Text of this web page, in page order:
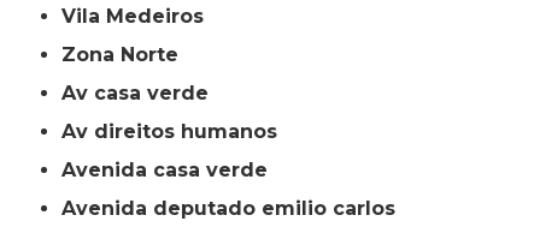
Vila Medeiros
Zona Norte
av casa verde
av direitos humanos
avenida casa verde
avenida deputado emilio carlos